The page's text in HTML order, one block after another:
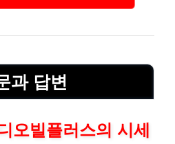
과 답변
오빌플러스의 시세